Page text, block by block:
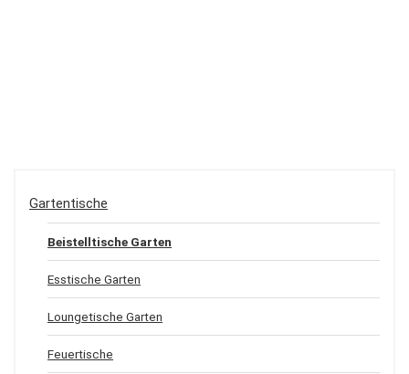
Gartentische
Beistelltische Garten
Esstische Garten
Loungetische Garten
Feuertische